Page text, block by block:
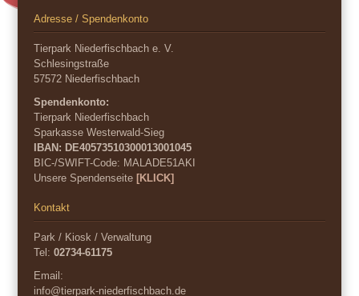
Adresse / Spendenkonto
Tierpark Niederfischbach e. V.
Schlesingstraße
57572 Niederfischbach
Spendenkonto:
Tierpark Niederfischbach
Sparkasse Westerwald-Sieg
IBAN: DE40573510300013001045
BIC-/SWIFT-Code: MALADE51AKI
Unsere Spendenseite[KLICK]
Kontakt
Park / Kiosk / Verwaltung
Tel:02734-61175
Email:
info@tierpark-niederfischbach.de